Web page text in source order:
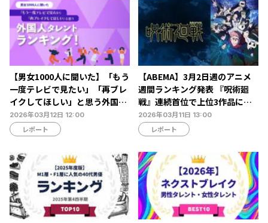
【男女1000人に聞いた】「もう
一度テレビで見たい」「再ブレ
イクしてほしい」と思う外国人
タレントランキング…ボビー・
オロゴンやビビアン・スーらが
ランクイン【NEXER調査】
2026年03月12日 12:00
レポート
【ABEMA】3月2日週のアニメ
週間ランキング発表 『呪術廻
戦』連続首位で上位3作品に変
動なし
2026年03月11日 13:00
レポート